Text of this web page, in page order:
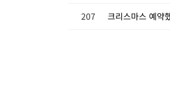
207 크리스마스 예약